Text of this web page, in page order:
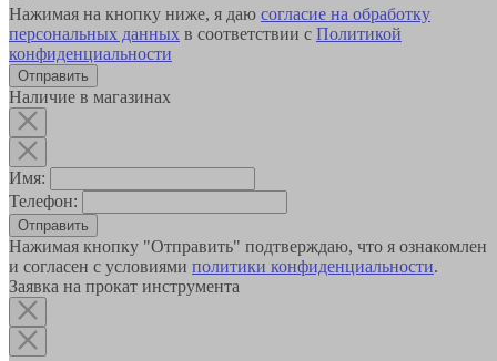
Нажимая на кнопку ниже, я даю согласие на обработку
персональных данных в соответствии с Политикой
конфиденциальности
Наличие в магазинах
Имя:
Телефон:
Отправить
Нажимая кнопку "Отправить" подтверждаю, что я ознакомлен
и согласен с условиями политики конфиденциальности.
Заявка на прокат инструмента